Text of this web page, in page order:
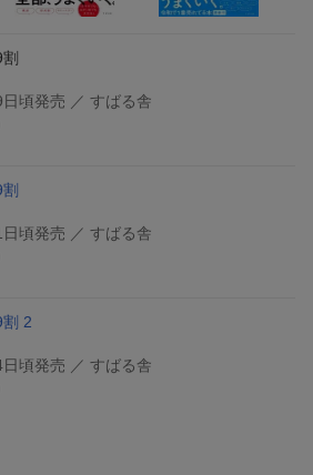
頃発売 ／ すばる舎
頃発売 ／ すばる舎
割 2
頃発売 ／ すばる舎